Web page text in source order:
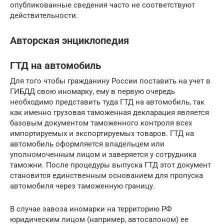
опубликованные сведения часто не соответствуют
действительности.
Авторская энциклопедия
ГТД на автомобиль
Для того чтобы гражданину России поставить на учет в
ГИБДД свою иномарку, ему в первую очередь
необходимо представить туда ГТД на автомобиль, так
как именно грузовая таможенная декларация является
базовым документом таможенного контроля всех
импортируемых и экспортируемых товаров. ГТД на
автомобиль оформляется владельцем или
уполномоченным лицом и заверяется у сотрудника
таможни. После процедуры выпуска ГТД этот документ
становится единственным основанием для пропуска
автомобиля через таможенную границу.
В случае завоза иномарки на территорию РФ
юридическим лицом (например, автосалоном) ее